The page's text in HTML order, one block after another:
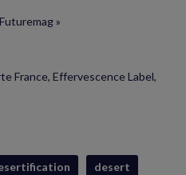
»
France, Effervescence Label,
desert